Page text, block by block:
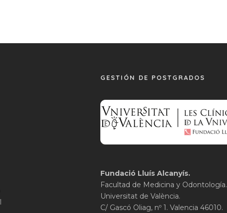
GESTIÓN DE POSTGRADOS
Fundació Lluís Alcanyís.
Facultad de Medicina y Odontología.
Universitat de València.
C/ Gascó Oliag, nº 1. Valencia 46010.